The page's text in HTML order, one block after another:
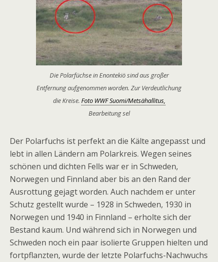
Die Polarfüchse in Enontekiö sind aus großer
Entfernung aufgenommen worden. Zur Verdeutlichung
die Kreise. Foto WWF Suomi/Metsähallitus,
Bearbeitung sel
Der Polarfuchs ist perfekt an die Kälte angepasst und
lebt in allen Ländern am Polarkreis. Wegen seines
schönen und dichten Fells war er in Schweden,
Norwegen und Finnland aber bis an den Rand der
Ausrottung gejagt worden. Auch nachdem er unter
Schutz gestellt wurde – 1928 in Schweden, 1930 in
Norwegen und 1940 in Finnland – erholte sich der
Bestand kaum. Und während sich in Norwegen und
Schweden noch ein paar isolierte Gruppen hielten und
fortpflanzten, wurde der letzte Polarfuchs-Nachwuchs